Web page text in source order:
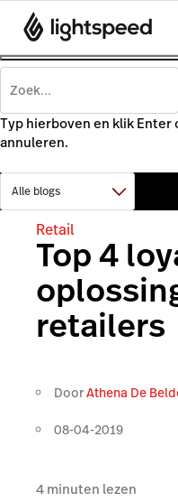
Typ hierboven en klik Enter
annuleren.
Retail
Top 4
retailers
DoorAthena De
08-04-2019
4minuten lezen